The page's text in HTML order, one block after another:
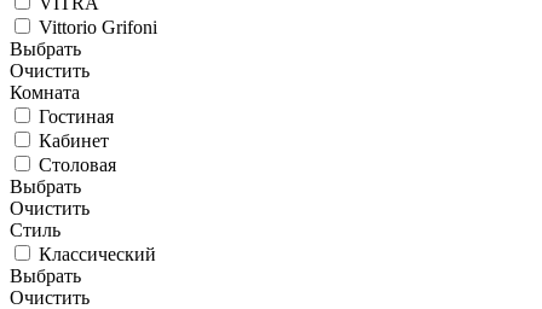
Vittorio Grifoni
Выбрать
Очистить
Комната
Гостиная
Кабинет
Столовая
Выбрать
Очистить
Стиль
Классический
Выбрать
Очистить